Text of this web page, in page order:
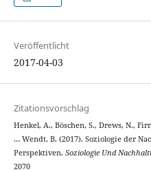
Veröffentlicht
2017-04-03
Zitationsvorschlag
Henkel, A., Böschen, S., Drews, N.,
… Wendt, B. (2017). Soziologie der
Perspektiven. Soziologie Und
2070